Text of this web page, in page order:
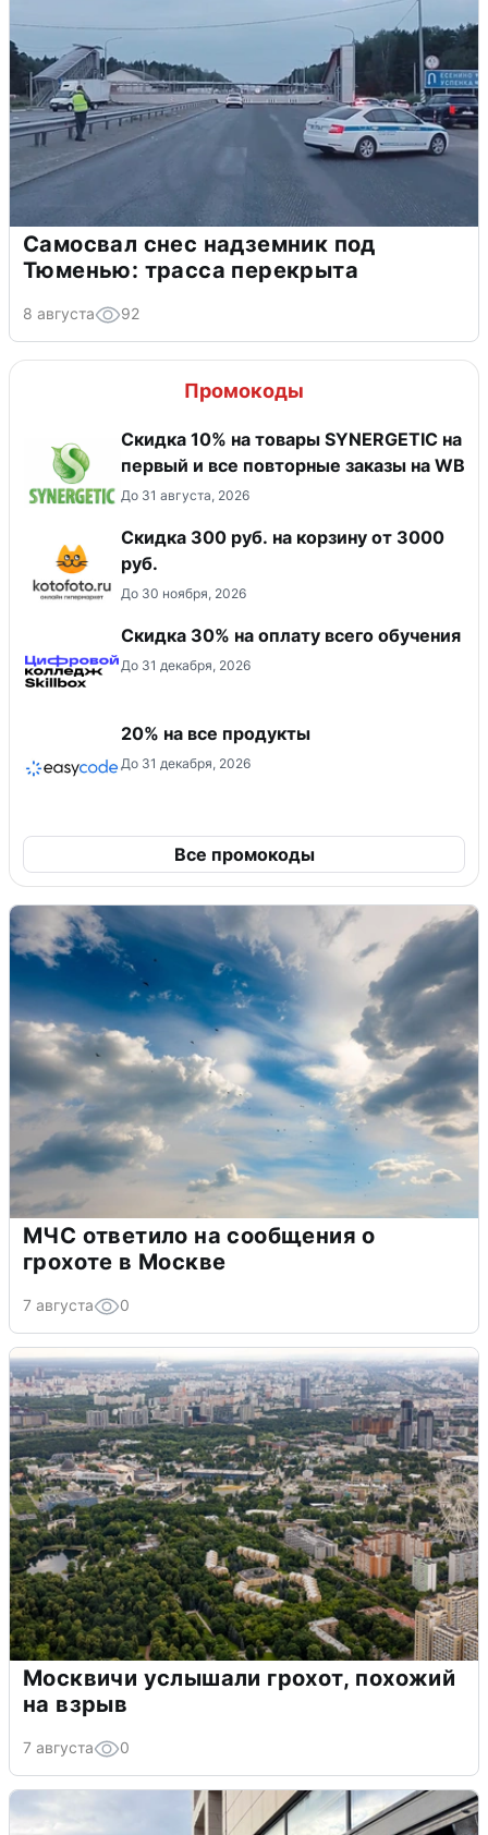
Самосвал снес надземник под
Тюменью: трасса перекрыта
8 августа 92
Промокоды
Скидка 10% на товары SYNERGETIC на
первый и все повторные заказы на WB
До 31 августа, 2026
Скидка 300 руб. на корзину от 3000
руб.
До 30 ноября, 2026
Скидка 30% на оплату всего обучения
До 31 декабря, 2026
20% на все продукты
До 31 декабря, 2026
Все промокоды
МЧС ответило на сообщения о
грохоте в Москве
7 августа 0
Москвичи услышали грохот, похожий
на взрыв
7 августа 0